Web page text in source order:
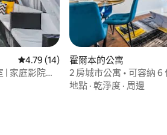
5 分）
從 14 則評價中獲得 4.79 的平均評分
4.79 (14)
| 家庭影院、
霍爾本的公寓
2 房城市公寓 • 可容納 6
達 Farringdon 站
地點 · 乾淨度 · 周邊